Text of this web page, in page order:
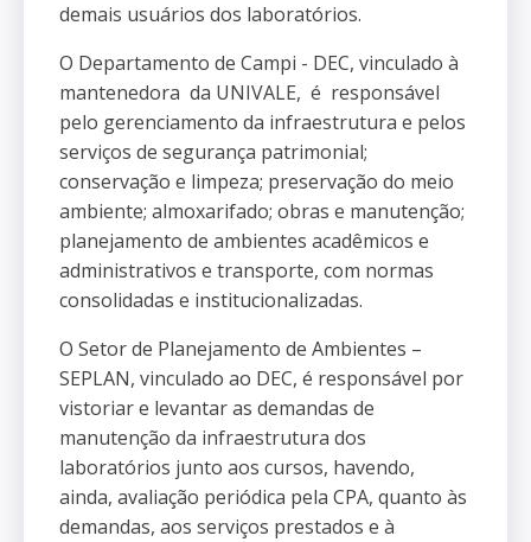
demais usuários dos laboratórios.
O Departamento de Campi - DEC, vinculado à
mantenedora da UNIVALE, é responsável
pelo gerenciamento da infraestrutura e pelos
serviços de segurança patrimonial;
conservação e limpeza; preservação do meio
ambiente; almoxarifado; obras e manutenção;
planejamento de ambientes acadêmicos e
administrativos e transporte, com normas
consolidadas e institucionalizadas.
O Setor de Planejamento de Ambientes –
SEPLAN, vinculado ao DEC, é responsável por
vistoriar e levantar as demandas de
manutenção da infraestrutura dos
laboratórios junto aos cursos, havendo,
ainda, avaliação periódica pela CPA, quanto às
demandas, aos serviços prestados e à